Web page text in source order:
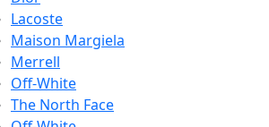
Lacoste
Maison Margiela
Merrell
Off-White
The North Face